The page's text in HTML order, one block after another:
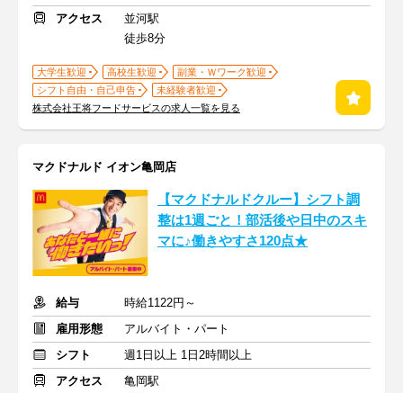
アクセス
並河駅
徒歩8分
大学生歓迎 高校生歓迎
副業・Ｗワーク歓迎
シフト自由・自己申告
未経験者歓迎
株式会社王将フードサービスの求人一覧を見る
マクドナルド イオン亀岡店
【マクドナルドクルー】シフト調
整は1週ごと！部活後や日中のスキ
マに♪働きやすさ120点★
給与
時給1122円～
雇用形態
アルバイト・パート
シフト
週1日以上 1日2時間以上
アクセス
亀岡駅